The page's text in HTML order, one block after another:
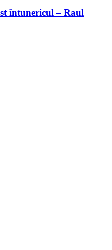
întunericul – Raul